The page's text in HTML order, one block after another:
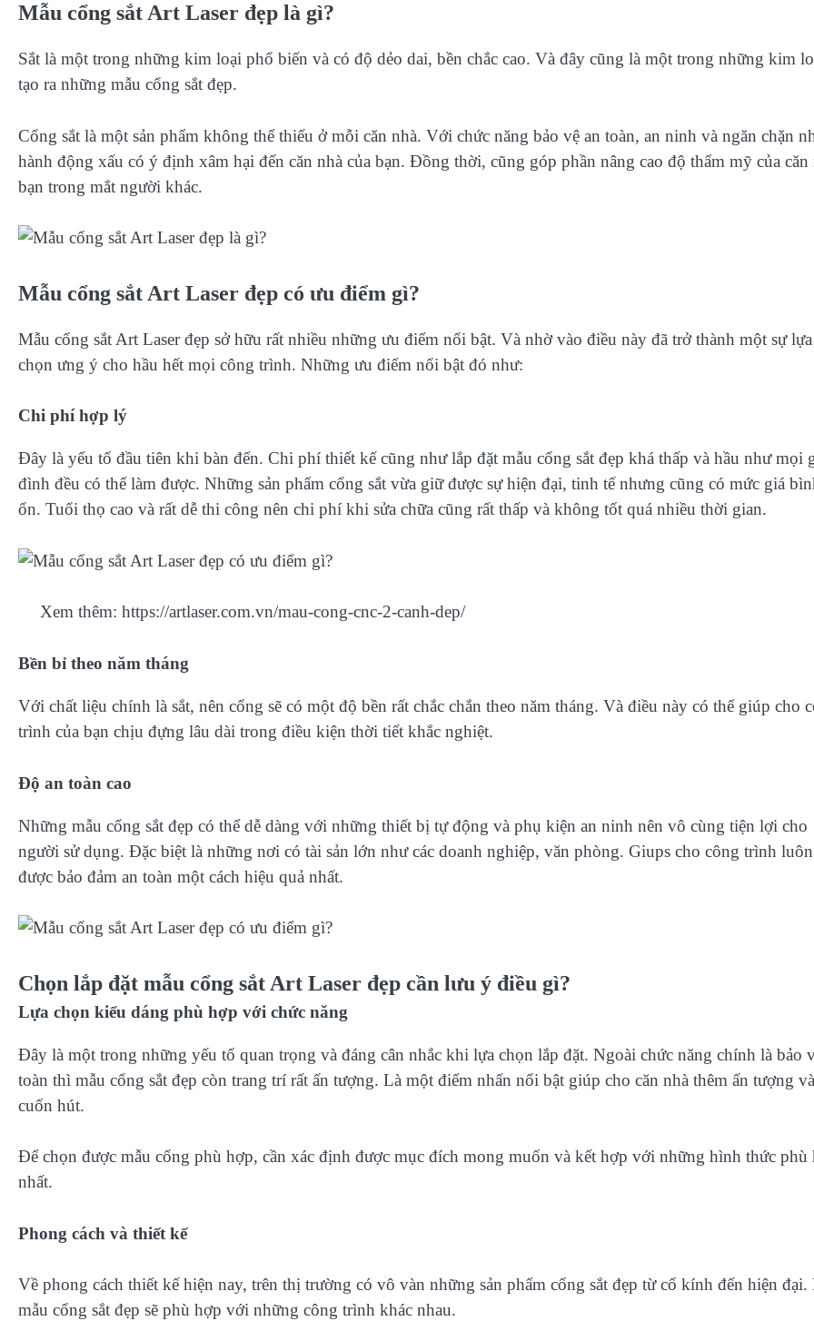
Mẫu cổng sắt Art Laser đẹp là gì?
Sắt là một trong những kim loại phổ biến và có độ dẻo dai, bền chắc cao. Và đây cũng là một trong những kim
tạo ra những mẫu cổng sắt đẹp.
Cổng sắt là một sản phẩm không thể thiếu ở mỗi căn nhà. Với chức năng bảo vệ an toàn, an ninh và ngăn chặn
hành động xấu có ý định xâm hại đến căn nhà của bạn. Đồng thời, cũng góp phần nâng cao độ thẩm mỹ của căn
bạn trong mắt người khác.
Mẫu cổng sắt Art Laser đẹp có ưu điểm gì?
Mẫu cổng sắt Art Laser đẹp sở hữu rất nhiều những ưu điểm nổi bật. Và nhờ vào điều này đã trở thành một sự lựa
chọn ưng ý cho hầu hết mọi công trình. Những ưu điểm nổi bật đó như:
Chi phí hợp lý
Đây là yếu tố đầu tiên khi bàn đến. Chi phí thiết kế cũng như lắp đặt mẫu cổng sắt đẹp khá thấp và hầu như mọi
đình đều có thể làm được. Những sản phẩm cổng sắt vừa giữ được sự hiện đại, tinh tế nhưng cũng có mức giá
ổn. Tuổi thọ cao và rất dễ thi công nên chi phí khi sửa chữa cũng rất thấp và không tốt quá nhiều thời gian.
Xem thêm: https://artlaser.com.vn/mau-cong-cnc-2-canh-dep/
Bền bỉ theo năm tháng
Với chất liệu chính là sắt, nên cổng sẽ có một độ bền rất chắc chắn theo năm tháng. Và điều này có thể giúp cho
trình của bạn chịu đựng lâu dài trong điều kiện thời tiết khắc nghiệt.
Độ an toàn cao
Những mẫu cổng sắt đẹp có thể dễ dàng với những thiết bị tự động và phụ kiện an ninh nên vô cùng tiện lợi cho
người sử dụng. Đặc biệt là những nơi có tài sản lớn như các doanh nghiệp, văn phòng. Giups cho công trình luôn
được bảo đảm an toàn một cách hiệu quả nhất.
Chọn lắp đặt mẫu cổng sắt Art Laser đẹp cần lưu ý điều gì?
Lựa chọn kiểu dáng phù hợp với chức năng
Đây là một trong những yếu tố quan trọng và đáng cân nhắc khi lựa chọn lắp đặt. Ngoài chức năng chính là bảo
toàn thì mẫu cổng sắt đẹp còn trang trí rất ấn tượng. Là một điểm nhấn nổi bật giúp cho căn nhà thêm ấn tượng và
cuốn hút.
Để chọn được mẫu cổng phù hợp, cần xác định được mục đích mong muốn và kết hợp với những hình thức phù
nhất.
Phong cách và thiết kế
Về phong cách thiết kế hiện nay, trên thị trường có vô vàn những sản phẩm cổng sắt đẹp từ cổ kính đến hiện
mẫu cổng sắt đẹp sẽ phù hợp với những công trình khác nhau.